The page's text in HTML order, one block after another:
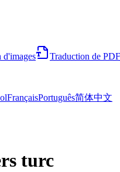
d'images Traduction de PDF
FrançaisPortuguês简体中文
turc